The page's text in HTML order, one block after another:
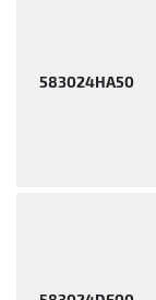
583024HA50